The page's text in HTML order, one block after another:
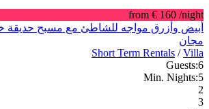
from € 160 /night
أبيض وأزرق مواجه للشاطئ مع مسبح
مجان
Short Term Rentals /Villa
Guests:6
Min. Nights:5
2
3